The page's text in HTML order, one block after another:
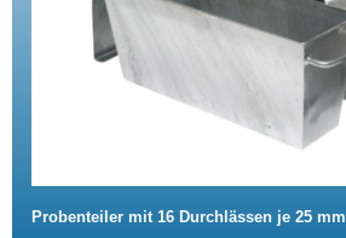
Probenteiler mit 16 Durchlässen je 25 mm